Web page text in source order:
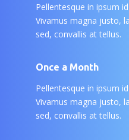
Pellentesque in ipsum
Vivamus magna justo,
sed, convallis at tellus.
Once a Month
Pellentesque in ipsum
Vivamus magna justo,
sed, convallis at tellus.